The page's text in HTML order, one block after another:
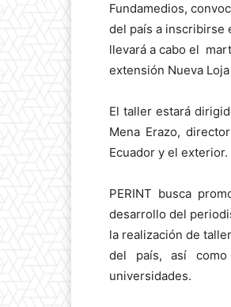
Fundamedios,
del país a inscribirse
llevará a cabo el
extensión Nueva
El taller estará
Mena Erazo,
Ecuador y el exterior.
PERINT busca
desarrollo del
la realización de
del país, así como
universidades.